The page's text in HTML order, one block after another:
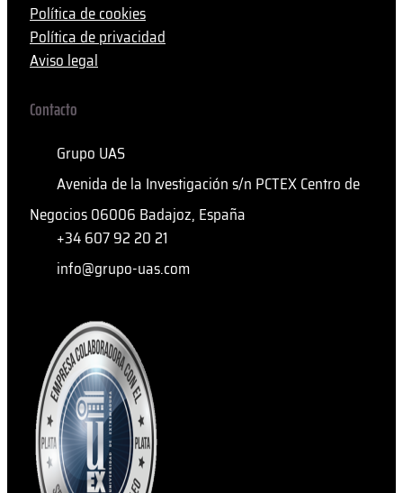
Política de cookies
Política de privacidad
Aviso legal
Contacto
Grupo UAS
Avenida de la Investigación s/n PCTEX Centro de
Negocios 06006 Badajoz, España
+34 607 92 20 21
info@grupo-uas.com